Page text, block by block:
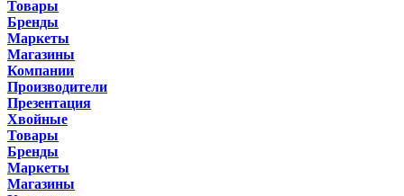
Товары
Бренды
Маркеты
Магазины
Компании
Производители
Презентация
Хвойные
Товары
Бренды
Маркеты
Магазины